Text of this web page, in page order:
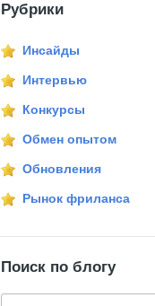
Рубрики
Инсайды
Интервью
Конкурсы
Обмен опытом
Обновления
Рынок фриланса
Поиск по блогу